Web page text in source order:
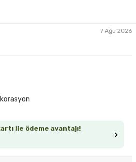
7 Ağu 2026
ile ödeme avantajı!